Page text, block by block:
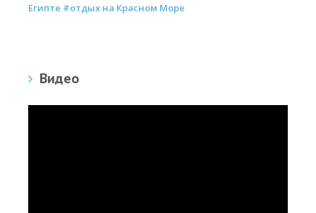
Египте #отдых на Красном Море
Видео